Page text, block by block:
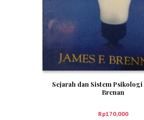
Sejarah dan Sistem Psikologi
Brenan
Rp170,000